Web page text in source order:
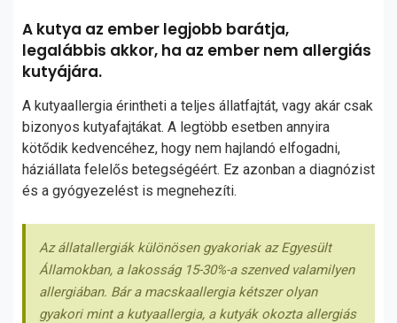
A kutya az ember legjobb barátja,
legalábbis akkor, ha az ember nem allergiás
kutyájára.
A kutyaallergia érintheti a teljes állatfajtát, vagy akár csak
bizonyos kutyafajtákat. A legtöbb esetben annyira
kötődik kedvencéhez, hogy nem hajlandó elfogadni,
háziállata felelős betegségéért. Ez azonban a diagnózist
és a gyógyezelést is megnehezíti.
Az állatallergiák különösen gyakoriak az Egyesült
Államokban, a lakosság 15-30%-a szenved valamilyen
allergiában. Bár a macskaallergia kétszer olyan
gyakori mint a kutyaallergia, a kutyák okozta allergiás